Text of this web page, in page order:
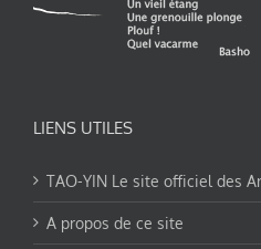
LIENS UTILES
TAO-YIN Le site officiel des
A propos de ce site